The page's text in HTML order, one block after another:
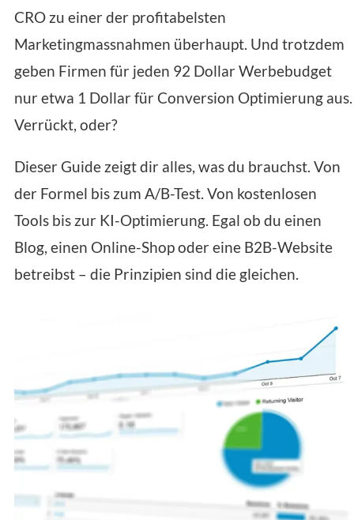
CRO zu einer der profitabelsten
Marketingmassnahmen überhaupt. Und trotzdem
geben Firmen für jeden 92 Dollar Werbebudget
nur etwa 1 Dollar für Conversion Optimierung aus.
Verrückt, oder?
Dieser Guide zeigt dir alles, was du brauchst. Von
der Formel bis zum A/B-Test. Von kostenlosen
Tools bis zur KI-Optimierung. Egal ob du einen
Blog, einen Online-Shop oder eine B2B-Website
betreibst – die Prinzipien sind die gleichen.